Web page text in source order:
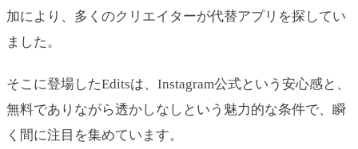
加により、多くのクリエイターが代替アプリを探してい
ました。
そこに登場したEditsは、Instagram公式という安心感と、
無料でありながら透かしなしという魅力的な条件で、瞬
く間に注目を集めています。